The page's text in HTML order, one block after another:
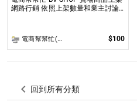
網路行銷 依照上架數量和業主討論
電商幫幫忙(電商平台代營運/電商上架/運營策略/網路行銷) $100
回到所有分類